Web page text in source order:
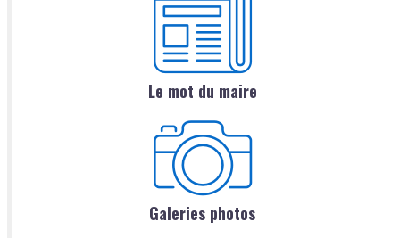
Le mot du maire
Galeries photos